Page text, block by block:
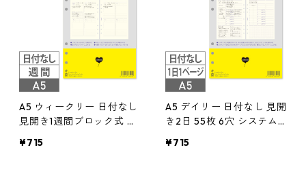
A5 ウィークリー 日付なし
見開き1週間ブロック式 習
帳リフィル
¥715
A5 デイリー 日付なし 見開
き2日 55枚 6穴 システム
¥715